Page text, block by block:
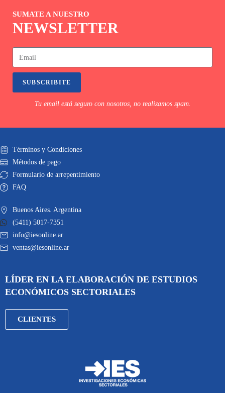
SUMATE A NUESTRO
NEWSLETTER
SUBSCRIBITE
Tu email está seguro con nosotros, no realizamos spam.
Términos y Condiciones
Métodos de pago
Formulario de arrepentimiento
FAQ
Buenos Aires. Argentina
(5411) 5017-7351
info@iesonline.ar
ventas@iesonline.ar
LÍDER EN LA ELABORACIÓN DE ESTUDIOS
ECONÓMICOS SECTORIALES
CLIENTES